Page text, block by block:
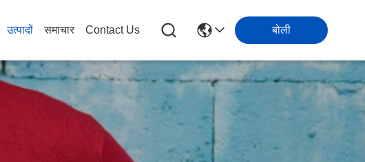
उत्पादों समाचार Contact Us बोली